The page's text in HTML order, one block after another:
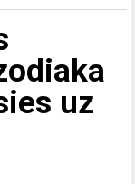
uz